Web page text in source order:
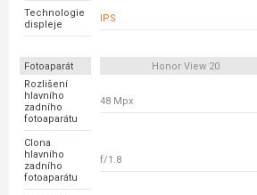
Technologie
displeje
IPS
Fotoaparát Honor View 20
Rozlišení
hlavního
zadního
fotoaparátu
48 Mpx
Clona
hlavního
zadního
fotoaparátu
f/1.8